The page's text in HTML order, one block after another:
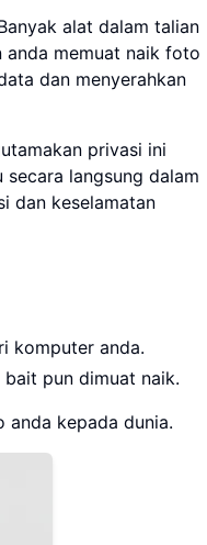
alat dalam talian
anda memuat naik foto
dan menyerahkan
privasi ini
secara langsung dalam
dan keselamatan
komputer anda.
bait pun dimuat naik.
anda kepada dunia.